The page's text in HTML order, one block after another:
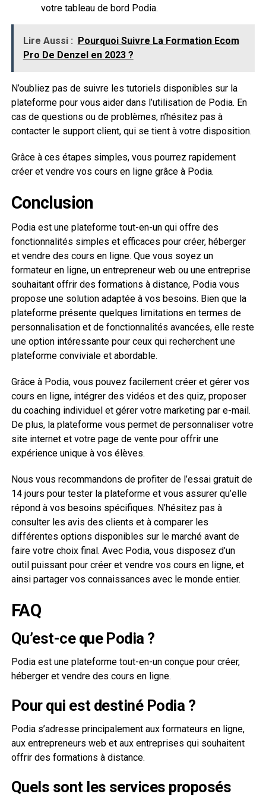
votre tableau de bord Podia.
Lire Aussi :
Pourquoi Suivre La Formation Ecom
Pro De Denzel en 2023 ?
N’oubliez pas de suivre les tutoriels disponibles sur la
plateforme pour vous aider dans l’utilisation de Podia. En
cas de questions ou de problèmes, n’hésitez pas à
contacter le support client, qui se tient à votre disposition.
Grâce à ces étapes simples, vous pourrez rapidement
créer et vendre vos cours en ligne grâce à Podia.
Conclusion
Podia est une plateforme tout-en-un qui offre des
fonctionnalités simples et efficaces pour créer, héberger
et vendre des cours en ligne. Que vous soyez un
formateur en ligne, un entrepreneur web ou une entreprise
souhaitant offrir des formations à distance, Podia vous
propose une solution adaptée à vos besoins. Bien que la
plateforme présente quelques limitations en termes de
personnalisation et de fonctionnalités avancées, elle reste
une option intéressante pour ceux qui recherchent une
plateforme conviviale et abordable.
Grâce à Podia, vous pouvez facilement créer et gérer vos
cours en ligne, intégrer des vidéos et des quiz, proposer
du coaching individuel et gérer votre marketing par e-mail.
De plus, la plateforme vous permet de personnaliser votre
site internet et votre page de vente pour offrir une
expérience unique à vos élèves.
Nous vous recommandons de profiter de l’essai gratuit de
14 jours pour tester la plateforme et vous assurer qu’elle
répond à vos besoins spécifiques. N’hésitez pas à
consulter les avis des clients et à comparer les
différentes options disponibles sur le marché avant de
faire votre choix final. Avec Podia, vous disposez d’un
outil puissant pour créer et vendre vos cours en ligne, et
ainsi partager vos connaissances avec le monde entier.
FAQ
Qu’est-ce que Podia ?
Podia est une plateforme tout-en-un conçue pour créer,
héberger et vendre des cours en ligne.
Pour qui est destiné Podia ?
Podia s’adresse principalement aux formateurs en ligne,
aux entrepreneurs web et aux entreprises qui souhaitent
offrir des formations à distance.
Quels sont les services proposés